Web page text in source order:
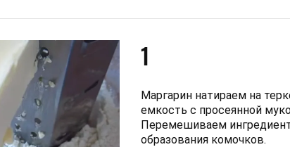
1
Маргарин натираем на
емкость с просеянной
Перемешиваем
образования комочков.